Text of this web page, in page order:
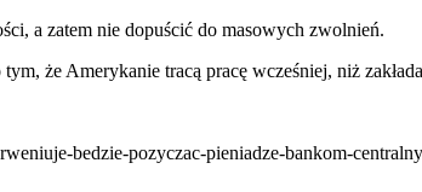
a zatem nie dopuścić do masowych zwolnień.
że Amerykanie tracą pracę wcześniej, niż
bedzie-pozyczac-pieniadze-bankom-